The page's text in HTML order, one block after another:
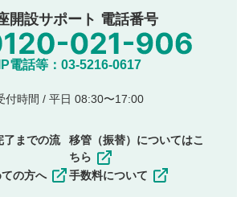
に反する内容の投稿
所、電話番号など個人を特定できる情報の
イトへの誘導や営利目的、広告・宣伝を目
権利（商標、著作権、その他の知的財産
の多重投稿
社が不適切と判断した投稿
価およびコメントの変更・削除はできま
開設サポート 電話番号
IP電話等：03-5216-0617
付時間 / 平日 08:30〜17:00
了までの流
の方へ
移管（振替）についてはこ
ちら
手数料について